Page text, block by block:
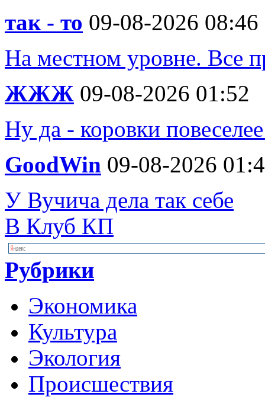
так - то 09-08-2026 08:46
На местном уровне. Все
ЖЖЖ 09-08-2026 01:52
Ну да - коровки
GoodWin 09-08-2026
У Вучича дела так себе
В Клуб КП
Рубрики
Экономика
Культура
Экология
Происшествия